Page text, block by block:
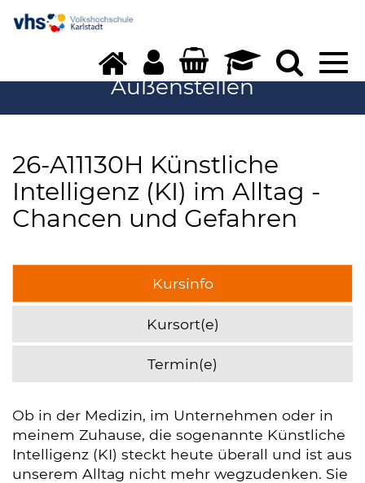
Außenstellen
26-A11130H Künstliche
Intelligenz (KI) im Alltag -
Chancen und Gefahren
Kursinfo
Kursort(e)
Termin(e)
Ob in der Medizin, im Unternehmen oder in
meinem Zuhause, die sogenannte Künstliche
Intelligenz (KI) steckt heute überall und ist aus
unserem Alltag nicht mehr wegzudenken. Sie